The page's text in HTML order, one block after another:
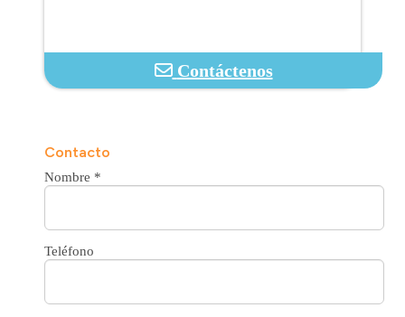
Contáctenos
Contacto
Nombre *
Teléfono